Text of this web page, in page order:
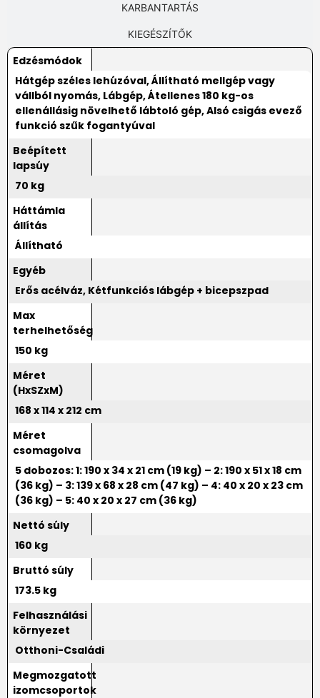
KARBANTARTÁS
KIEGÉSZÍTŐK
Edzésmódok
Hátgép széles lehúzóval, Állítható mellgép vagy
vállból nyomás, Lábgép, Átellenes 180 kg-os
ellenállásig növelhető lábtoló gép, Alsó csigás evező
funkció szűk fogantyúval
Beépített
lapsúy
70 kg
Háttámla
állítás
Állítható
Egyéb
Erős acélváz, Kétfunkciós lábgép + bicepszpad
Max
terhelhetőség
150 kg
Méret
(HxSZxM)
168 x 114 x 212 cm
Méret
csomagolva
5 dobozos: 1: 190 x 34 x 21 cm (19 kg) – 2: 190 x 51 x 18 cm
(36 kg) – 3: 139 x 68 x 28 cm (47 kg) – 4: 40 x 20 x 23 cm
(36 kg) – 5: 40 x 20 x 27 cm (36 kg)
Nettó súly
160 kg
Bruttó súly
173.5 kg
Felhasználási
környezet
Otthoni-Családi
Megmozgatott
izomcsoportok